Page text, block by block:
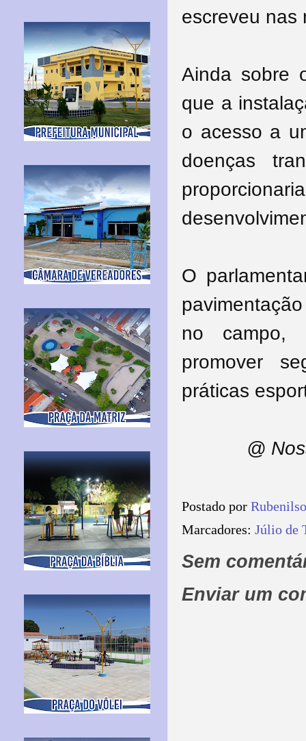
escreveu nas
Ainda sobre
que a
o acesso a
doenças
O
no campo,
promover
práticas
@
Postado por
Marcadores: Júlio de
Sem
Enviar um